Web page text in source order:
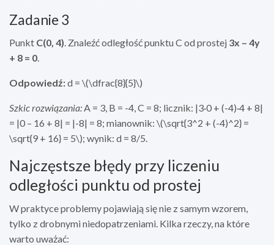
Zadanie 3
Punkt C(0, 4) . Znaleźć odległość punktu C od prostej 3x – 4y
+ 8 = 0
Odpowiedź:d = \(\dfrac{8}{5}\)
Szkic rozwiązania: A = 3, B = -4, C = 8; licznik: |3·0 + (-4)·4 + 8|
= |0 – 16 + 8| = |-8| = 8; mianownik: \(\sqrt{3^2 + (-4)^2} =
\sqrt{9 + 16} = 5\); wynik: d = 8/5.
Najczęstsze błędy przy liczeniu
odległości punktu od prostej
W praktyce problemy pojawiają się nie z samym wzorem,
tylko z drobnymi niedopatrzeniami. Kilka rzeczy, na które
warto uważać: